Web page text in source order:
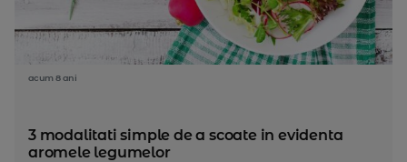
acum 8 ani
3 modalitati simple de a scoate in evidenta
aromele legumelor